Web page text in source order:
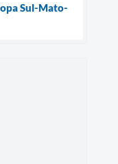
Sul-Mato-